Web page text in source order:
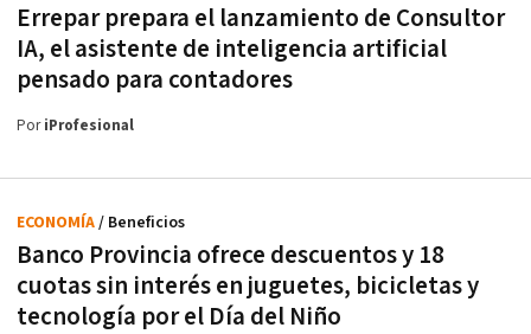
Errepar prepara el lanzamiento de Consultor
IA, el asistente de inteligencia artificial
pensado para contadores
PoriProfesional
Banco Provincia ofrece descuentos y 18
cuotas sin interés en juguetes, bicicletas y
tecnología por el Día del Niño
ECONOMÍA/ Beneficios